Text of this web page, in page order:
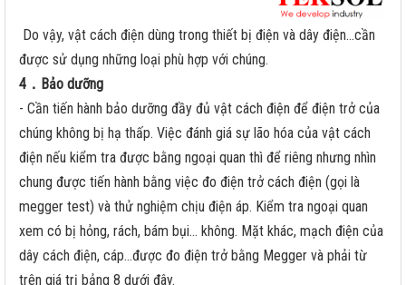
Do vậy, vật cách điện dùng trong thiết bị điện và dây điện…cần
được sử dụng những loại phù hợp với chúng.
4．Bảo dưỡng
- Cần tiến hành bảo dưỡng đầy đủ vật cách điện để điện trở của
chúng không bị hạ thấp. Việc đánh giá sự lão hóa của vật cách
điện nếu kiểm tra được bằng ngoại quan thì để riêng nhưng nhìn
chung được tiến hành bằng việc đo điện trở cách điện (gọi là
megger test) và thử nghiệm chịu điện áp. Kiểm tra ngoại quan
xem có bị hỏng, rách, bám bụi... không. Mặt khác, mạch điện của
dây cách điện, cáp…được đo điện trở bằng Megger và phải từ
trên giá trị bảng 8 dưới đây.